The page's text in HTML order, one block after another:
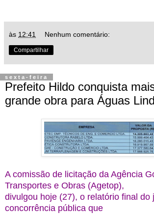
às 12:41 Nenhum comentário:
Compartilhar
sexta-feira
Prefeito Hildo conquista
grande obra para Águas
A comissão de licitação da Agência
Transportes e Obras (Agetop),
divulgou hoje (27), o relatório final do
concorrência pública que